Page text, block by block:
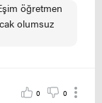
öğretmen
olumsuz
0 0